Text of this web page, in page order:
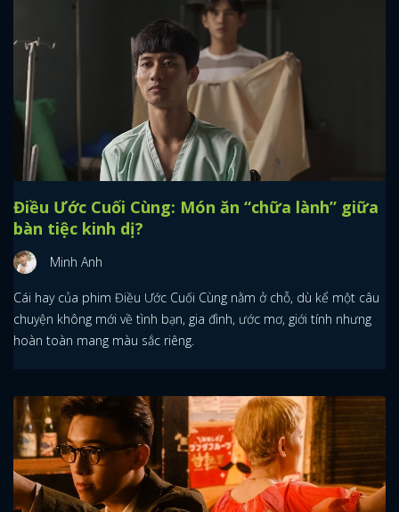
Điều Ước Cuối Cùng: Món ăn “chữa lành” giữa
bàn tiệc kinh dị?
Minh Anh
Cái hay của phim Điều Ước Cuối Cùng nằm ở chỗ, dù kể một câu
chuyện không mới về tình bạn, gia đình, ước mơ, giới tính nhưng
hoàn toàn mang màu sắc riêng.